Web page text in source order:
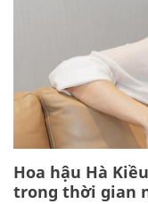
Hoa hậu Hà
trong thời gian